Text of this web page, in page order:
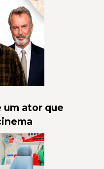
um ator que